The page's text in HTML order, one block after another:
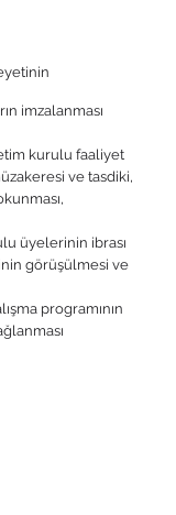
imzalanması
kurulu faaliyet
ve tasdiki,
üyelerinin ibrası
görüşülmesi ve
programının